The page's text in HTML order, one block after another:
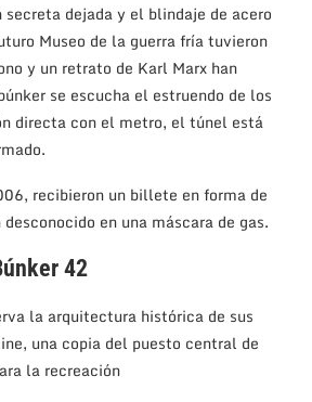
dejada y el blindaje de acero
Museo de la guerra fría tuvieron
y un retrato de Karl Marx han
se escucha el estruendo de los
directa con el metro, el túnel está
recibieron un billete en forma de
en una máscara de gas.
42
la arquitectura histórica de sus
una copia del puesto central de
la recreación